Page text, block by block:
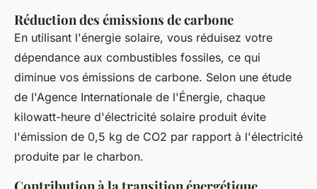
Réduction des émissions de carbone
En utilisant l'énergie solaire, vous réduisez votre
dépendance aux combustibles fossiles, ce qui
diminue vos émissions de carbone. Selon une étude
de l'Agence Internationale de l'Énergie, chaque
kilowatt-heure d'électricité solaire produit évite
l'émission de 0,5 kg de CO2 par rapport à l'électricité
produite par le charbon.